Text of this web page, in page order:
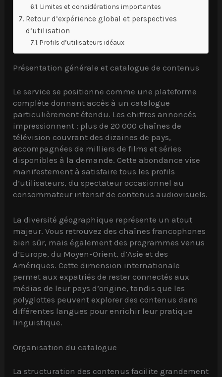
Limites et considérations importantes
Retour d’expérience global et perspectives
d’utilisation
Profils d’utilisateurs idéaux
Présentation générale et catalogue de contenus
Le service se positionne comme une plateforme
complète donnant accès à un catalogue
particulièrement étendu. Les chiffres annoncés
impressionnent : plus de 20 000 chaînes de
télévision couvrant des dizaines de pays,
accompagnées de milliers de films et séries
disponibles à la demande. Cette abondance vise
manifestement à satisfaire tous les profils
d’utilisateurs, du spectateur occasionnel au
consommateur intensif de contenus audiovisuels.
La diversité géographique représente un atout
majeur. Vous retrouvez des chaînes francophones
bien sûr, mais également des programmes venus
d’Europe, du Moyen-Orient, d’Asie et des
Amériques. Cette dimension internationale
permet aux expatriés de rester connectés aux
médias de leur pays d’origine, tandis que les
polyglottes peuvent explorer des contenus dans
différentes langues pour enrichir leur pratique
linguistique.
Organisation du catalogue
La structuration des contenus facilite grandement